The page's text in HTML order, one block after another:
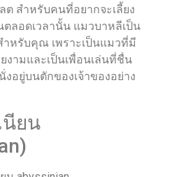
ต สำหรับคนที่อยากจะเลี้ยง
ลอดเวลานั้น แมวบาหลีเป็น
ำหรับคุณ เพราะเป็นแมวที่มี
งามและเป็นเพื่อนเล่นที่ชื่น
อยู่บนตักของเจ้าของอย่าง
นียน